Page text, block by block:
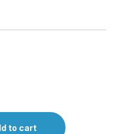
Πολυμηχάνημα με
to cart